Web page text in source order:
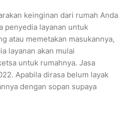
keinginan dari rumah Anda
penyedia layanan untuk
atau memetakan masukannya,
layanan akan mulai
untuk rumahnya. Jasa
Apabila dirasa belum layak
dengan sopan supaya